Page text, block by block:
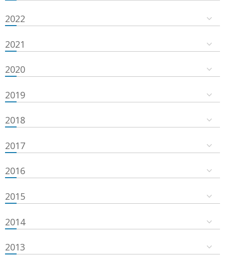
2022
2021
2020
2019
2018
2017
2016
2015
2014
2013